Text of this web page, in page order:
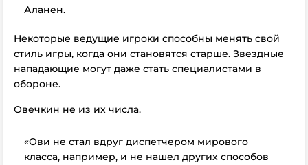
Аланен.
Некоторые ведущие игроки способны менять свой
стиль игры, когда они становятся старше. Звездные
нападающие могут даже стать специалистами в
обороне.
Овечкин не из их числа.
«Ови не стал вдруг диспетчером мирового
класса, например, и не нашел других способов